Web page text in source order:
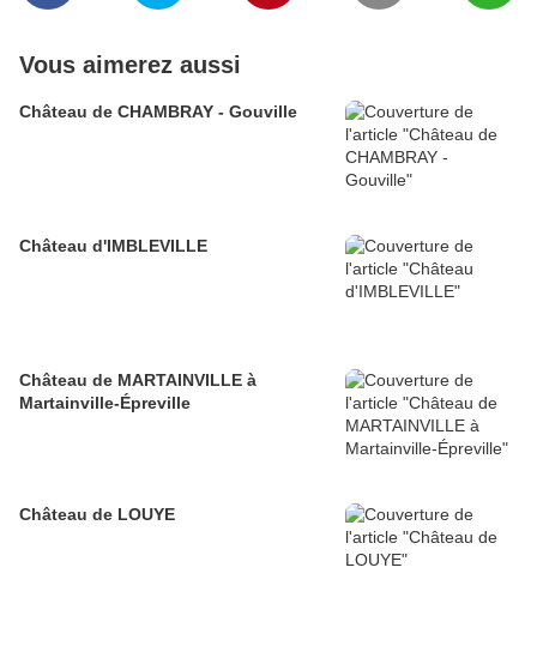
Vous aimerez aussi
Château de CHAMBRAY - Gouville
Château d'IMBLEVILLE
Château de MARTAINVILLE à
Martainville-Épreville
Château de LOUYE